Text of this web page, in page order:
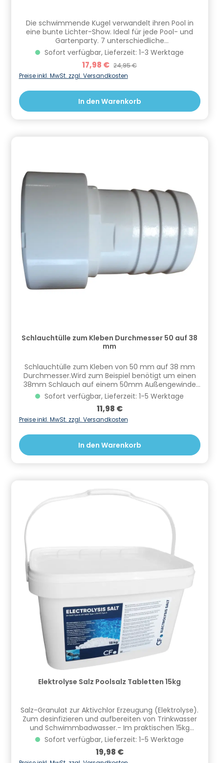
Die schwimmende Kugel verwandelt ihren Pool in
eine bunte Lichter-Show. Ideal für jede Pool- und
Gartenparty. 7 unterschiedliche
Beleutungsvarianten (von romantisch bis hin zur
schnell blinkenden Lichtershow)Farbkombination aus
4 Farben (grün, blau, rot, orange)4 LEDs beleuchten
einen Pool mit Ø ≤ 3 m. Die Leucht- intensität hängt
Effektsteigerung durch den Einsatz von mehreren
Lichterkugeln.Wasserdichtes PVC Gehäuse (B x H: 14
x 12 cm)Batterien nicht im Lieferumfang (3x AA)
Sofort verfügbar, Lieferzeit: 1-3 Werktage
Verkaufspreis:
17,98 € Regulärer Preis:
24,95 €
Preise inkl. MwSt. zzgl. Versandkosten
In den Warenkorb
Schlauchtülle zum Kleben Durchmesser 50 auf 38
mm
Schlauchtülle zum Kleben von 50 mm auf 38 mm
Durchmesser.Wird zum Beispiel benötigt um einen
38mm Schlauch auf einem 50mm Außengewinde
anzuschließen. Informationen zur Produktsicherheit
Hersteller/EU Verantwortliche Person: CF Group
Deutschland GmbH, Bahnhofstraße 68, 73240
Wendlingen, DE, info.de@cf.group, +4970244048100
Sofort verfügbar, Lieferzeit: 1-5 Werktage
Regulärer Preis:
11,98 €
Preise inkl. MwSt. zzgl. Versandkosten
In den Warenkorb
Elektrolyse Salz Poolsalz Tabletten 15kg
Salz-Granulat zur Aktivchlor Erzeugung (Elektrolyse).
Zum desinfizieren und aufbereiten von Trinkwasser
und Schwimmbadwasser.- Im praktischen 15kg
Gebinde- Pro 1m³ Wasser wird eine Zugabe von ca
3,5 kg Salz empfohlen- Bei Frischwasseraustausch
entsprechend nachdosieren- Enthält: Natriumchlorid
Sofort verfügbar, Lieferzeit: 1-5 Werktage
Regulärer Preis:
19,98 €